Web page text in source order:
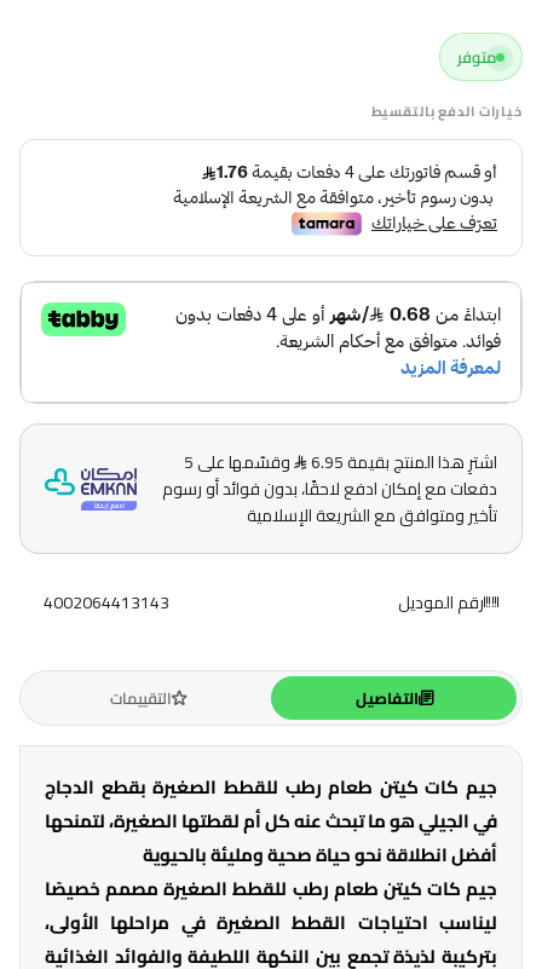
متوفر
خيارات الدفع بالتقسيط
اشترِ هذا المنتج بقيمة 6.95
وقسّمها على 5
دفعات مع إمكان ادفع لاحقًا، بدون فوائد أو رسوم
تأخير ومتوافق مع الشريعة الإسلامية
رقم الموديل 4002064413143
التفاصيل التقييمات
جيم كات كيتن طعام رطب للقطط الصغيرة بقطع الدجاج
في الجيلي هو ما تبحث عنه كل أم لقطتها الصغيرة، لتمنحها
أفضل انطلاقة نحو حياة صحية ومليئة بالحيوية
جيم كات كيتن طعام رطب للقطط الصغيرة مصمم خصيصًا
ليناسب احتياجات القطط الصغيرة في مراحلها الأولى،
بتركيبة لذيذة تجمع بين النكهة اللطيفة والفوائد الغذائية